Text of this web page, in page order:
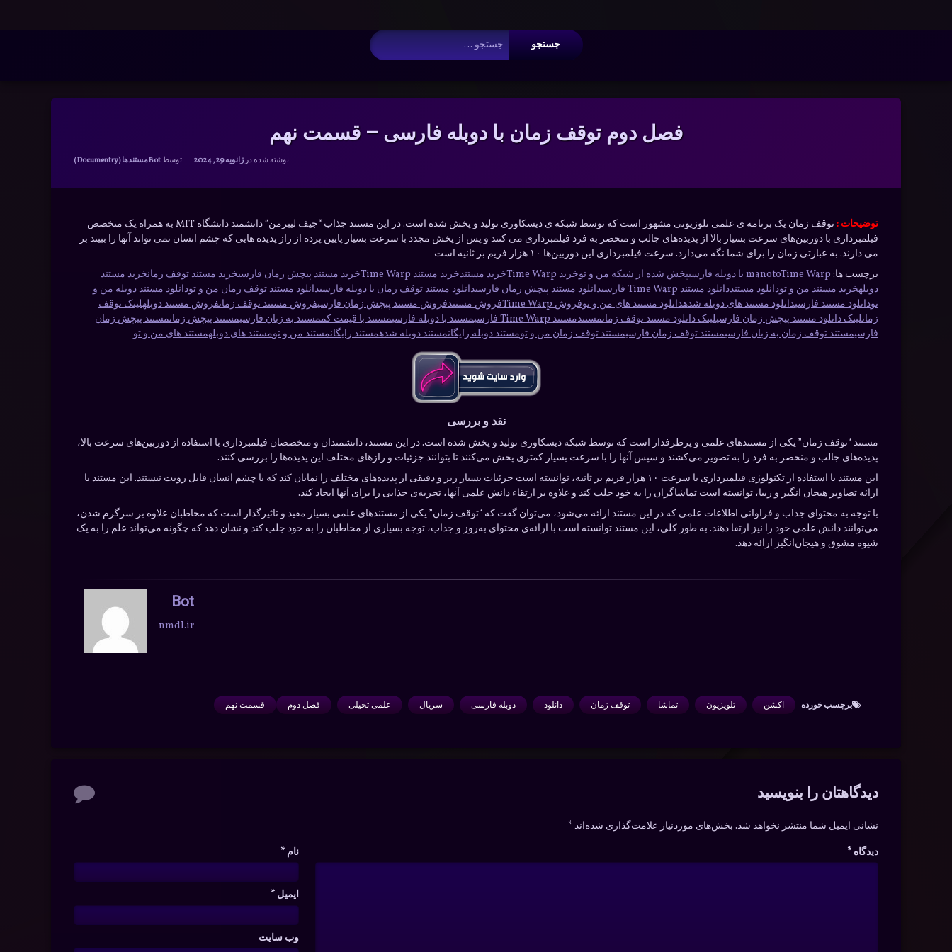
جستجو برای:
فصل دوم توقف زمان با دوبله فارسی – قسمت نهم
نوشته شده درژانویه 29, 2024 توسطBotدسته بندی ها:
مستندها (Documentry)
توضیحات :
توقف زمان یک برنامه ی علمی تلوزیونی مشهور است که توسط شبکه ی دیسکاوری تولید و پخش شده است. در این مستند جذاب “جیف لیبرمن” دانشمند دانشگاه MIT به همراه یک متخصص
فیلمبرداری با دوربین‌های سرعت بسیار بالا از پدیده‌های جالب و منحصر به فرد فیلمبرداری می کنند و پس از پخش مجدد با سرعت بسیار پایین پرده از راز پدیده هایی که چشم انسان نمی تواند آنها را ببیند بر
می دارند. به عبارتی زمان را برای شما نگه می‌دارد. سرعت فیلمبرداری این دوربین‌ها ۱۰ هزار فریم بر ثانیه است
برچسب ها:
manotoTime Warp با دوبله فارسی پخش شده از شبکه من و توخرید Time Warp خرید مستندخرید مستند Time Warp خرید مستند پیچش زمان فارسیخرید مستند توقف زمانخرید مستند
دوبلهخرید مستند من و تودانلود مستنددانلود مستند Time Warp فارسی دانلود مستند پیچش زمان فارسیدانلود مستند توقف زمان با دوبله فارسیدانلود مستند توقف زمان من و تودانلود مستند دوبله من و
تودانلود مستند فارسیدانلود مستند های دوبله شدهدانلود مستند های من و توفروش Time Warp فروش مستندفروش مستند پیچش زمان فارسیفروش مستند توقف زمانفروش مستند دوبلهلینک توقف
زمانلینک دانلود مستند پیچش زمان فارسیلینک دانلود مستند توقف زمانمستندمستند Time Warp فارسی مستند با دوبله فارسیمستند با قیمت کممستند به زبان فارسیمستند پیچش زمانمستند پیچش زمان
فارسیمستند توقف زمان به زبان فارسیمستند توقف زمان فارسیمستند توقف زمان من و تومستند دوبله رایگانمستند دوبله شدهمستند رایگانمستند من و تومستند های دوبلهمستند های من و تو
نقد و بررسی
مستند “توقف زمان” یکی از مستندهای علمی و پرطرفدار است که توسط شبکه دیسکاوری تولید و پخش شده است. در این مستند، دانشمندان و متخصصان فیلمبرداری با استفاده از دوربین‌های سرعت بالا،
پدیده‌های جالب و منحصر به فرد را به تصویر می‌کشند و سپس آنها را با سرعت بسیار کمتری پخش می‌کنند تا بتوانند جزئیات و رازهای مختلف این پدیده‌ها را بررسی کنند.
این مستند با استفاده از تکنولوژی فیلمبرداری با سرعت ۱۰ هزار فریم بر ثانیه، توانسته است جزئیات بسیار ریز و دقیقی از پدیده‌های مختلف را نمایان کند که با چشم انسان قابل رویت نیستند. این مستند با
ارائه تصاویر هیجان انگیز و زیبا، توانسته است تماشاگران را به خود جلب کند و علاوه بر ارتقاء دانش علمی آنها، تجربه‌ی جذابی را برای آنها ایجاد کند.
با توجه به محتوای جذاب و فراوانی اطلاعات علمی که در این مستند ارائه می‌شود، می‌توان گفت که “توقف زمان” یکی از مستندهای علمی بسیار مفید و تاثیرگذار است که مخاطبان علاوه بر سرگرم شدن،
می‌توانند دانش علمی خود را نیز ارتقا دهند. به طور کلی، این مستند توانسته است با ارائه‌ی محتوای به‌روز و جذاب، توجه بسیاری از مخاطبان را به خود جلب کند و نشان دهد که چگونه می‌تواند علم را به یک
شیوه مشوق و هیجان‌انگیز ارائه دهد.
Bot
nmdl.ir
برچسب‌ خورده اکشن تلویزیون تماشا توقف زمان دانلود دوبله فارسی سریال علمی تخیلی فصل دوم قسمت نهم
دیدگاه‌ها
دیدگاهتان را بنویسید
نشانی ایمیل شما منتشر نخواهد شد. بخش‌های موردنیاز علامت‌گذاری شده‌اند*
دیدگاه * نام *
ایمیل *
وب‌ سایت